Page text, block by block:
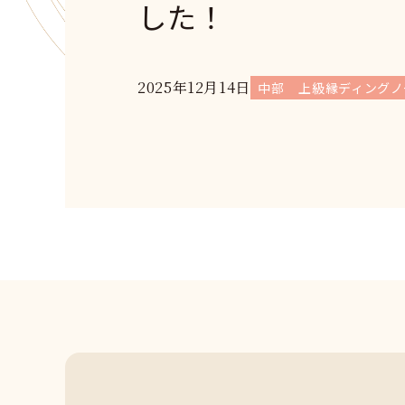
した！
2025年12月14日 中部 上級縁ディング